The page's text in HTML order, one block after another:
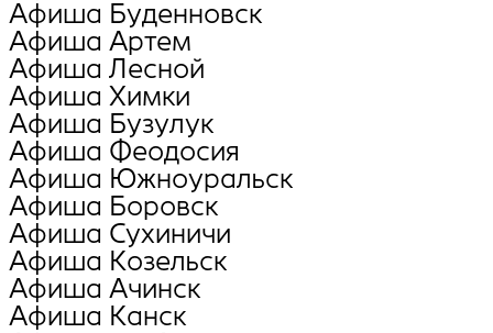
Афиша Буденновск
Афиша Артем
Афиша Лесной
Афиша Химки
Афиша Бузулук
Афиша Феодосия
Афиша Южноуральск
Афиша Боровск
Афиша Сухиничи
Афиша Козельск
Афиша Ачинск
Афиша Канск